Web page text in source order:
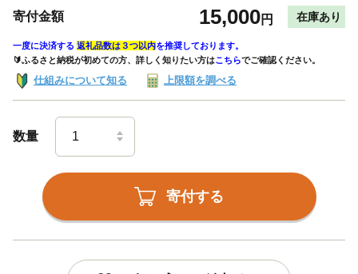
寄付金額 15,000円 在庫あり
一度に決済する 返礼品数は３つ以内を推奨しております。
🔰ふるさと納税が初めての方、詳しく知りたい方はこちらでご確認ください。
仕組みについて知る 上限額を調べる
数量
寄付する